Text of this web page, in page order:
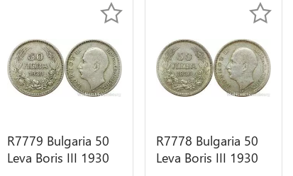
R7779 Bulgaria 50
Leva Boris III 1930
R7778 Bulgaria 50
Leva Boris III 1930